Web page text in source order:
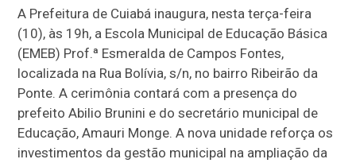
A Prefeitura de Cuiabá inaugura, nesta terça-feira
(10), às 19h, a Escola Municipal de Educação Básica
(EMEB) Prof.ª Esmeralda de Campos Fontes,
localizada na Rua Bolívia, s/n, no bairro Ribeirão da
Ponte. A cerimônia contará com a presença do
prefeito Abilio Brunini e do secretário municipal de
Educação, Amauri Monge. A nova unidade reforça os
investimentos da gestão municipal na ampliação da